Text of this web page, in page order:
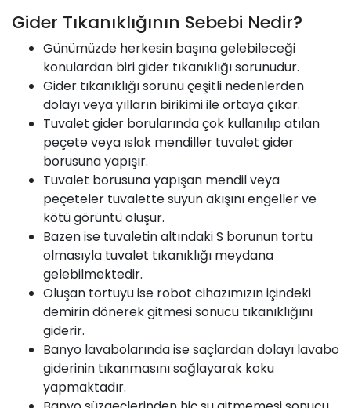
Gider Tıkanıklığının Sebebi Nedir?
Günümüzde herkesin başına gelebileceği
konulardan biri gider tıkanıklığı sorunudur.
Gider tıkanıklığı sorunu çeşitli nedenlerden
dolayı veya yılların birikimi ile ortaya çıkar.
Tuvalet gider borularında çok kullanılıp atılan
peçete veya ıslak mendiller tuvalet gider
borusuna yapışır.
Tuvalet borusuna yapışan mendil veya
peçeteler tuvalette suyun akışını engeller ve
kötü görüntü oluşur.
Bazen ise tuvaletin altındaki S borunun tortu
olmasıyla tuvalet tıkanıklığı meydana
gelebilmektedir.
Oluşan tortuyu ise robot cihazımızın içindeki
demirin dönerek gitmesi sonucu tıkanıklığını
giderir.
Banyo lavabolarında ise saçlardan dolayı lavabo
giderinin tıkanmasını sağlayarak koku
yapmaktadır.